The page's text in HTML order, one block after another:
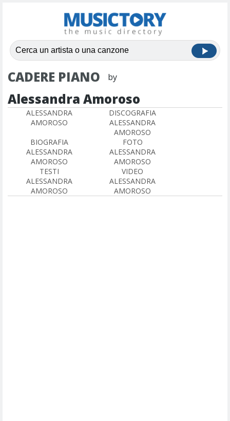
CADERE PIANO by
Alessandra Amoroso
ALESSANDRA
AMOROSO
DISCOGRAFIA
ALESSANDRA
AMOROSO
BIOGRAFIA
ALESSANDRA
AMOROSO
FOTO
ALESSANDRA
AMOROSO
TESTI
ALESSANDRA
AMOROSO
VIDEO
ALESSANDRA
AMOROSO